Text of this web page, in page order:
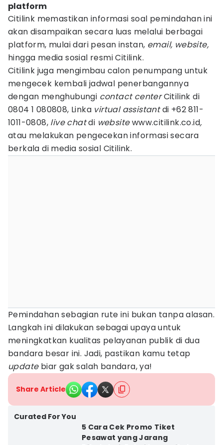
platform
Citilink memastikan informasi soal pemindahan ini
akan disampaikan secara luas melalui berbagai
platform, mulai dari pesan instan, email, website,
hingga media sosial resmi Citilink.
Citilink juga mengimbau calon penumpang untuk
mengecek kembali jadwal penerbangannya
dengan menghubungi contact centerCitilink di
0804 1 080808, Linka virtual assistantdi +62 811-
1011-0808, live chatdi websitewww.citilink.co.id,
atau melakukan pengecekan informasi secara
berkala di media sosial Citilink.
Pemindahan sebagian rute ini bukan tanpa alasan.
Langkah ini dilakukan sebagai upaya untuk
meningkatkan kualitas pelayanan publik di dua
bandara besar ini. Jadi, pastikan kamu tetap
updatebiar gak salah bandara, ya!
Share Article
Curated For You
5 Cara Cek Promo Tiket
Pesawat yang Jarang